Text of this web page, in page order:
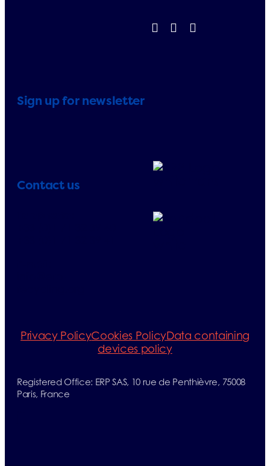
Privacy PolicyCookies PolicyData containing
devices policy
Registered Office: ERP SAS, 10 rue de Penthièvre, 75008
Paris, France
Sign up for newsletter
Contact us